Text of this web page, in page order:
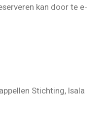
kan door te e-
Stichting, Isala